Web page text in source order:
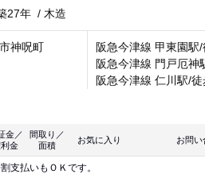
27年 / 木造
神呪町
阪急今津線 甲東園駅
阪急今津線 門戸厄神
阪急今津線 仁川駅/
金／
金
間取り／
面積
お気に入り お問い
支払いもＯＫです。